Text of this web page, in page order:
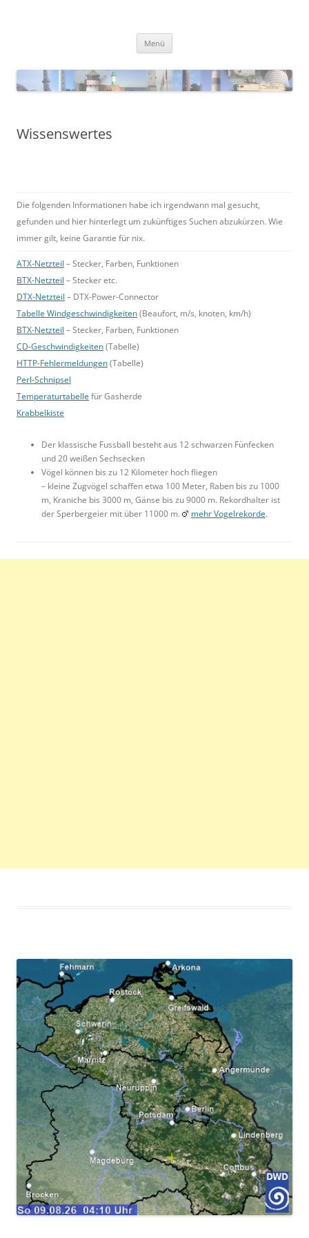
Menü
Wissenswertes
Die folgenden Informationen habe ich irgendwann mal gesucht,
gefunden und hier hinterlegt um zukünftiges Suchen abzukürzen. Wie
immer gilt, keine Garantie für nix.
ATX-Netzteil – Stecker, Farben, Funktionen
BTX-Netzteil – Stecker etc.
DTX-Netzteil – DTX-Power-Connector
Tabelle Windgeschwindigkeiten(Beaufort, m/s, knoten, km/h)
BTX-Netzteil – Stecker, Farben, Funktionen
CD-Geschwindigkeiten(Tabelle)
HTTP-Fehlermeldungen(Tabelle)
Perl-Schnipsel
Temperaturtabelle für Gasherde
Krabbelkiste
Der klassische Fussball besteht aus 12 schwarzen Fünfecken
und 20 weißen Sechsecken
Vögel können bis zu 12 Kilometer hoch fliegen
– kleine Zugvögel schaffen etwa 100 Meter, Raben bis zu 1000
m, Kraniche bis 3000 m, Gänse bis zu 9000 m. Rekordhalter ist
der Sperbergeier mit über 11000 m.
mehr Vogelrekorde.